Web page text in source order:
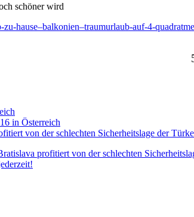
schöner wird
hause–balkonien–traumurlaub-auf-4-
in Österreich
von der schlechten Sicherheitslage der
profitiert von der schlechten